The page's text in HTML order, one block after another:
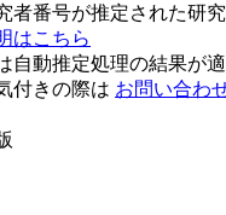
者番号が推定された研
はこちら
自動推定処理の結果が
付きの際は お問い合わ